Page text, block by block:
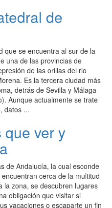
de
que se encuentra al sur de la
una de las provincias de
de las orillas del rio
Es la tercera ciudad más
detrás de Sevilla y Málaga
Aunque actualmente se trate
datos ...
ver y
de Andalucía, la cual esconde
cerca de la multitud
la zona, se descubren lugares
obligación que visitar si
vacaciones o escaparte un fin